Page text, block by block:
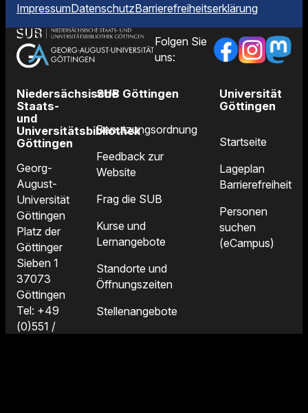
ImpressumDatenschutzBarrierefreiheitserklärung
Folgen Sie
uns:
Niedersächsische
Staats-
und
Universitätsbibliothek
Göttingen
Georg-
August-
Universität
Göttingen
Platz der
Göttinger
Sieben 1
37073
Göttingen
Tel: +49
(0)551 /
SUB Göttingen
Benutzungsordnung
Feedback zur
Website
Frag die SUB
Kurse und
Lernangebote
Standorte und
Öffnungszeiten
Stellenangebote
Universität
Göttingen
Startseite
Lageplan
Barrierefreiheit
Personen
suchen
(eCampus)